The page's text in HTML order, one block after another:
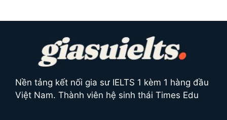
Nền tảng kết nối gia sư IELTS 1 kèm 1 hàng đầu
Việt Nam. Thành viên hệ sinh thái Times Edu